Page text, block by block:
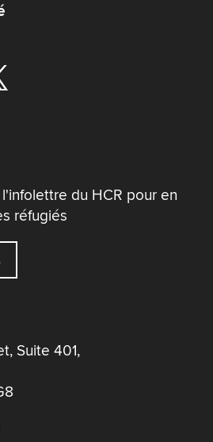
du HCR pour en
réfugiés
Suite 401,